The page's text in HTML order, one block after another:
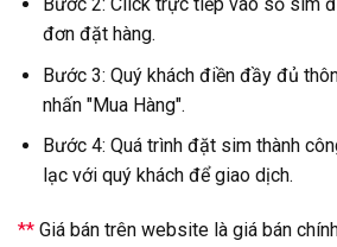
đơn đặt hàng.
Bước 3: Quý khách điền đầy đủ
nhấn "Mua Hàng".
Bước 4: Quá trình đặt sim thành
lạc với quý khách để giao dịch.
** Giá bán trên website là giá bán